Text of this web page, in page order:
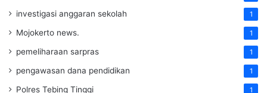
investigasi anggaran sekolah 1
Mojokerto news. 1
pemeliharaan sarpras 1
pengawasan dana pendidikan 1
Polres Tebing Tinggi 1